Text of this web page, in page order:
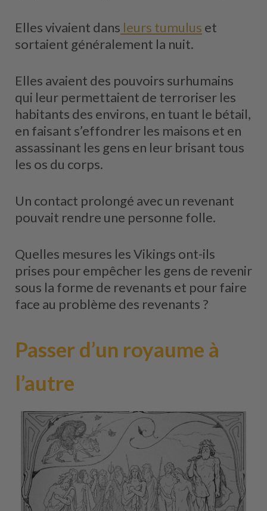
Elles vivaient dans leurs tumulus et
sortaient généralement la nuit.
Elles avaient des pouvoirs surhumains
qui leur permettaient de terroriser les
habitants des environs, en tuant le bétail,
en faisant s’effondrer les maisons et en
assassinant les gens en leur brisant tous
les os du corps.
Un contact prolongé avec un revenant
pouvait rendre une personne folle.
Quelles mesures les Vikings ont-ils
prises pour empêcher les gens de revenir
sous la forme de revenants et pour faire
face au problème des revenants ?
Passer d’un royaume à
l’autre